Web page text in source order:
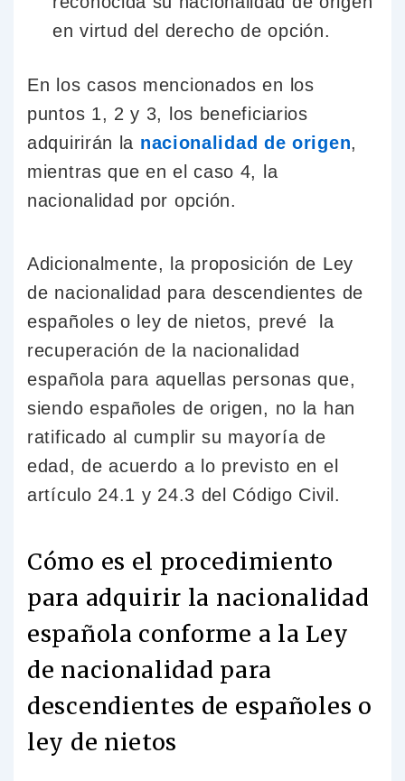
en virtud del derecho de opción.
En los casos mencionados en los
puntos 1, 2 y 3, los beneficiarios
adquirirán la nacionalidad de origen,
mientras que en el caso 4, la
nacionalidad por opción.
Adicionalmente, la proposición de Ley
de nacionalidad para descendientes de
españoles o ley de nietos, prevé la
recuperación de la nacionalidad
española para aquellas personas que,
siendo españoles de origen, no la han
ratificado al cumplir su mayoría de
edad, de acuerdo a lo previsto en el
artículo 24.1 y 24.3 del Código Civil.
Cómo es el procedimiento
para adquirir la nacionalidad
española conforme a la Ley
de nacionalidad para
descendientes de españoles o
ley de nietos